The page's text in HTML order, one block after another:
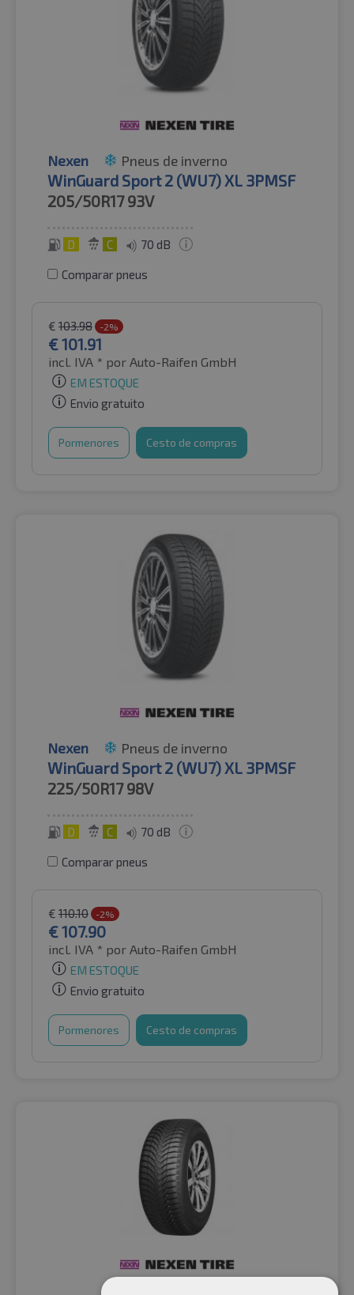
Nexen Pneus de inverno
WinGuard Sport 2 (WU7) XL 3PMSF
205/50R17 93V
D C 70 dB
Comparar pneus
€ 103.98 -2%
€101.91
incl. IVA * por Auto-Raifen GmbH
EM ESTOQUE
Envio gratuito
Pormenores Cesto de compras
Nexen Pneus de inverno
WinGuard Sport 2 (WU7) XL 3PMSF
225/50R17 98V
D C 70 dB
Comparar pneus
€ 110.10 -2%
€107.90
incl. IVA * por Auto-Raifen GmbH
EM ESTOQUE
Envio gratuito
Pormenores Cesto de compras